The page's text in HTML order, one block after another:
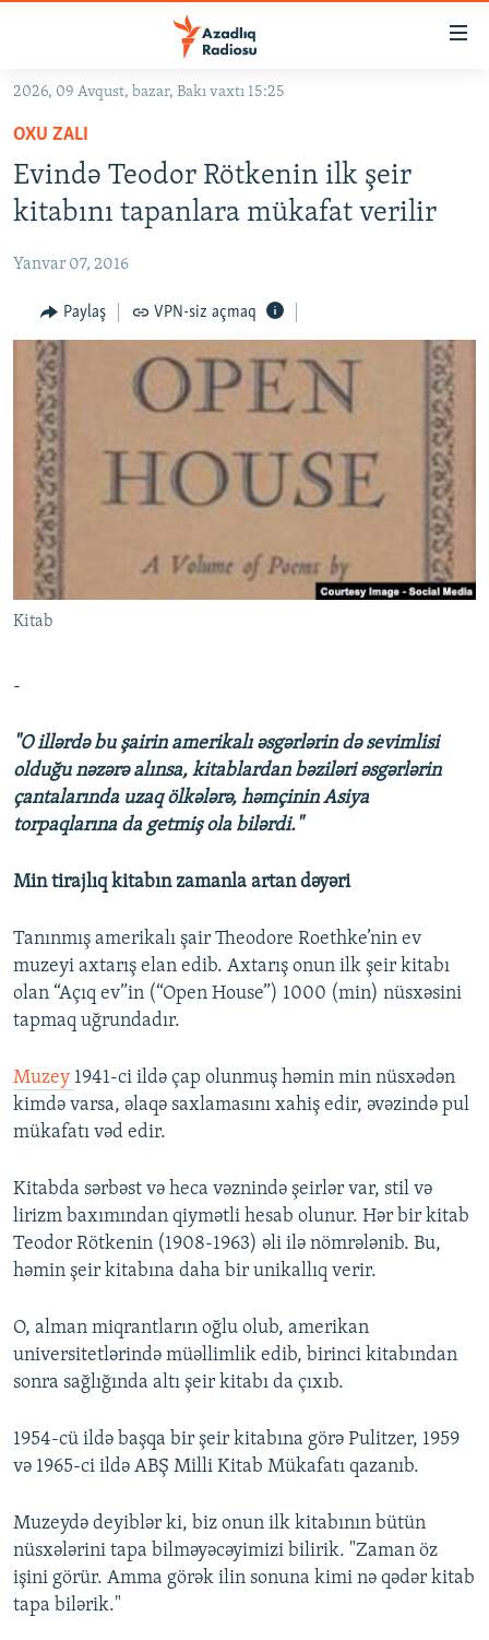
Əsas
qayıt
Əsas
naviqasiyaya
qayıt
#İZAHLA
KORRUPSIOMETR
FƏRQƏ BAX
QANUNI DOĞRU
ARAŞDIRMA
MULTIMEDIA
VIDEO
FOTOQALEREYA
İNFOQRAFIKA
KARIKATURA
RADIO ARXIV
OXU ZALI
AZƏRBAYCAN ƏDƏBIYYATI KITABXANASI
İSLAM VƏ DEMOKRATIYA
İZ - MƏDƏNIYYƏT PROQRAMI
HAQQIMIZDA
MISSIYAMIZ
PEŞƏ ETIKASI VƏ JURNALISTIKA STANDARTLARIMIZ
MATERIALLARIMIZDAN ISTIFADƏ
AZADLIQRADIOSU MOBIL TELEFONUNUZDA
BIZI IZLƏ
RFE/RL-in bütün saytları
2026, 09 Avqust, bazar, Bakı vaxtı 15:25
OXU ZALI
Evində Teodor Rötkenin ilk şeir
kitabını tapanlara mükafat verilir
Yanvar 07, 2016
Paylaş VPN-siz açmaq
Kitab
-
"O illərdə bu şairin amerikalı əsgərlərin də sevimlisi
olduğu nəzərə alınsa, kitablardan bəziləri əsgərlərin
çantalarında uzaq ölkələrə, həmçinin Asiya
torpaqlarına da getmiş ola bilərdi."
Min tirajlıq kitabın zamanla artan dəyəri
Tanınmış amerikalı şair Theodore Roethke’nin ev
muzeyi axtarış elan edib. Axtarış onun ilk şeir kitabı
olan “Açıq ev”in (“Open House”) 1000 (min) nüsxəsini
tapmaq uğrundadır.
Muzey 1941-ci ildə çap olunmuş həmin min nüsxədən
kimdə varsa, əlaqə saxlamasını xahiş edir, əvəzində pul
mükafatı vəd edir.
Kitabda sərbəst və heca vəznində şeirlər var, stil və
lirizm baxımından qiymətli hesab olunur. Hər bir kitab
Teodor Rötkenin (1908-1963) əli ilə nömrələnib. Bu,
həmin şeir kitabına daha bir unikallıq verir.
O, alman miqrantların oğlu olub, amerikan
universitetlərində müəllimlik edib, birinci kitabından
sonra sağlığında altı şeir kitabı da çıxıb.
1954-cü ildə başqa bir şeir kitabına görə Pulitzer, 1959
və 1965-ci ildə ABŞ Milli Kitab Mükafatı qazanıb.
Muzeydə deyiblər ki, biz onun ilk kitabının bütün
nüsxələrini tapa bilməyəcəyimizi bilirik. "Zaman öz
işini görür. Amma görək ilin sonuna kimi nə qədər kitab
tapa bilərik."